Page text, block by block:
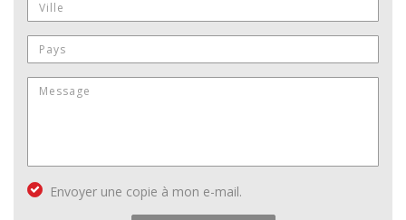
Envoyer une copie à mon e-mail.